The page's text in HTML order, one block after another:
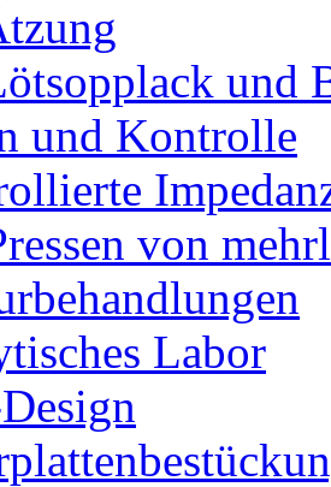
und
und Kontrolle
von
Labor